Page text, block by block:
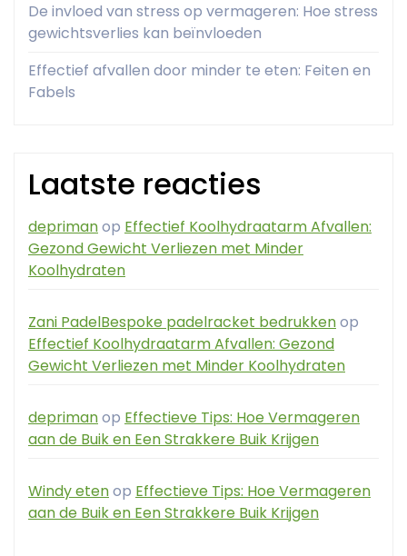
De invloed van stress op vermageren: Hoe stress
gewichtsverlies kan beïnvloeden
Effectief afvallen door minder te eten: Feiten en
Fabels
Laatste reacties
deprimanop Effectief Koolhydraatarm Afvallen:
Gezond Gewicht Verliezen met Minder
Koolhydraten
Zani PadelBespoke padelracket bedrukkenop
Effectief Koolhydraatarm Afvallen: Gezond
Gewicht Verliezen met Minder Koolhydraten
deprimanop Effectieve Tips: Hoe Vermageren
aan de Buik en Een Strakkere Buik Krijgen
Windy etenop Effectieve Tips: Hoe Vermageren
aan de Buik en Een Strakkere Buik Krijgen